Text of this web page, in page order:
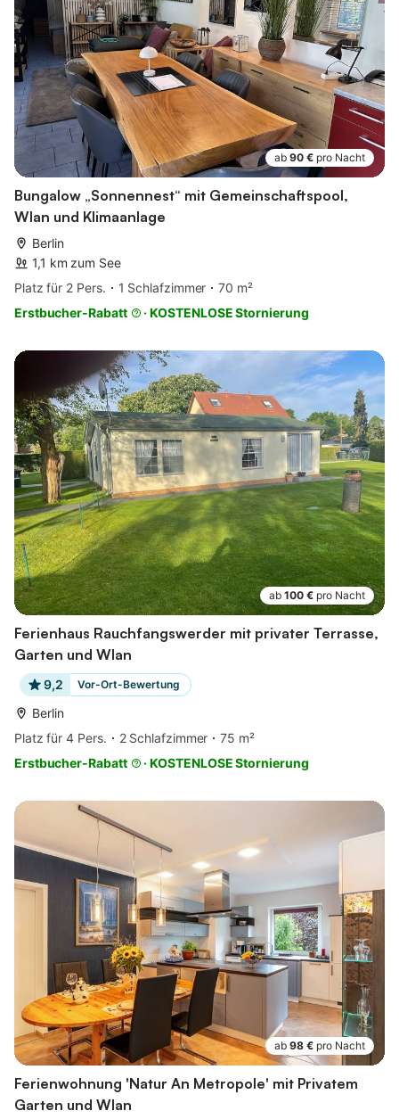
ab 90 € pro Nacht
Bungalow „Sonnennest“ mit Gemeinschaftspool,
Wlan und Klimaanlage
Berlin
1,1 km zum See
Platz für 2 Pers.
1 Schlafzimmer
70 m²
Erstbucher-Rabatt
·KOSTENLOSE Stornierung
ab 100 € pro Nacht
Ferienhaus Rauchfangswerder mit privater Terrasse,
Garten und Wlan
9,2 Vor-Ort-Bewertung
Berlin
Platz für 4 Pers.
2 Schlafzimmer
75 m²
Erstbucher-Rabatt
·KOSTENLOSE Stornierung
ab 98 € pro Nacht
Ferienwohnung 'Natur An Metropole' mit Privatem
Garten und Wlan